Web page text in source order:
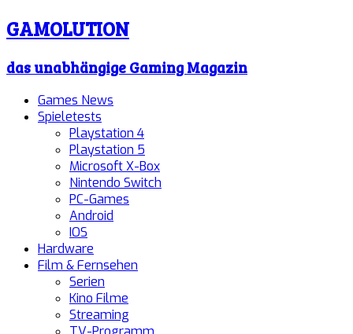
GAMOLUTION
das unabhängige Gaming Magazin
Games News
Spieletests
Playstation 4
Playstation 5
Microsoft X-Box
Nintendo Switch
PC-Games
Android
IOS
Hardware
Film & Fernsehen
Serien
Kino Filme
Streaming